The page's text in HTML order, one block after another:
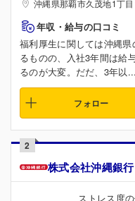
沖縄県那覇市久茂地1丁
年収・給与の口コミ
福利厚生に関しては沖縄
るものの、入社3年間は給
るのが大変。だだ、3年以...
フォロー
2
株式会社沖縄銀
ストレス度の